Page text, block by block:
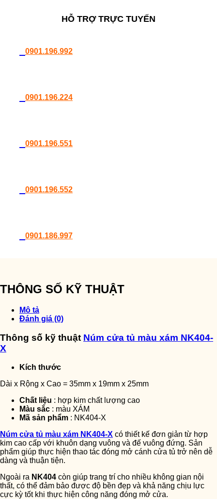
HỖ TRỢ TRỰC TUYẾN
0901.196.992
0901.196.224
0901.196.551
0901.196.552
0901.186.997
THÔNG SỐ KỸ THUẬT
Mô tả
Đánh giá (0)
Thông số kỹ thuật Núm cửa tủ màu xám NK404-
X
Kích thước
Dài x Rộng x Cao = 35mm x 19mm x 25mm
Chất liệu : hợp kim chất lượng cao
Màu sắc : màu XÁM
Mã sản phẩm : NK404-X
Núm cửa tủ màu xám NK404-X có thiết kế đơn giản từ hợp
kim cao cấp với khuôn dạng vuông và đế vuông đứng. Sản
phẩm giúp thực hiện thao tác đóng mở cánh cửa tủ trở nên dễ
dàng và thuận tiện.
Ngoài ra NK404 còn giúp trang trí cho nhiều không gian nội
thất, có thể đảm bảo được độ bền đẹp và khả năng chịu lực
cực kỳ tốt khi thực hiện công năng đóng mở cửa.